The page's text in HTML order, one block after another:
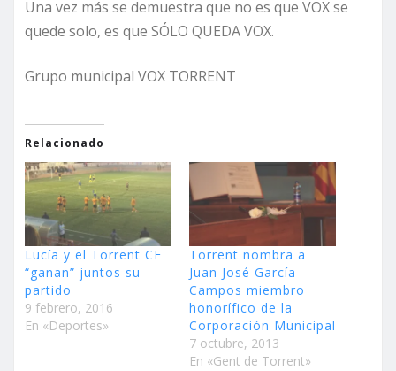
Una vez más se demuestra que no es que VOX se
quede solo, es que SÓLO QUEDA VOX.
Grupo municipal VOX TORRENT
Relacionado
Lucía y el Torrent CF
“ganan” juntos su
partido
9 febrero, 2016
En «Deportes»
Torrent nombra a
Juan José García
Campos miembro
honorífico de la
Corporación Municipal
7 octubre, 2013
En «Gent de Torrent»